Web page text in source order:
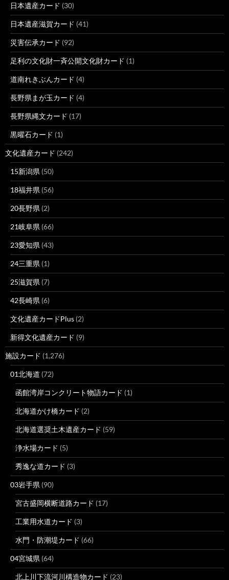
日本遺産カード (30)
日本遺産滋賀カード (41)
災害伝承カード (92)
足利の文化財一斉公開文化財カード (1)
道南れきぶんカード (4)
長野県まが玉カード (4)
長野県縄文カード (17)
黒曜石カード (1)
文化遺産カード (242)
15新潟県 (50)
18福井県 (56)
20長野県 (2)
21岐阜県 (66)
23愛知県 (43)
24三重県 (1)
25滋賀県 (7)
42長崎県 (6)
文化遺産カードPlus (2)
新得文化遺産カード (9)
施設カード (1,276)
01北海道 (72)
函館湾岸コンクリート物語カード (1)
北海道かけ橋カード (2)
北海道選奨土木遺産カード (59)
浄水場カード (5)
秀逸な道カード (3)
03岩手県 (90)
宮古盛岡横断道路カード (17)
工業用水道カード (3)
水門・防潮堤カード (66)
04宮城県 (64)
北上川下流河川構造物カード (23)